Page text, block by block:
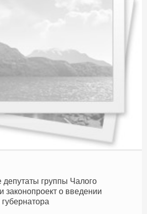
депутаты группы Чалого
законопроект о введении